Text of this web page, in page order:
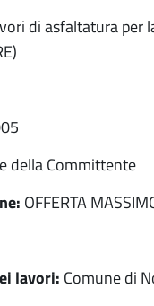
di asfaltatura per
della Committente
OFFERTA
lavori: Comune di